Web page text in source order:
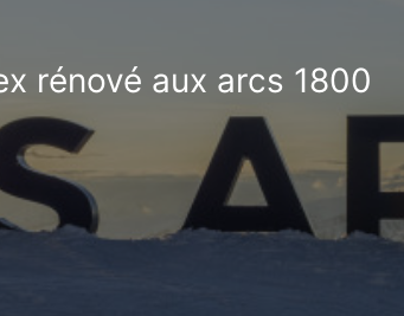
rénové aux arcs 1800